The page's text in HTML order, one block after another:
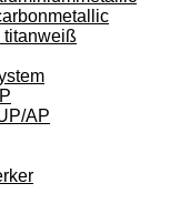
titanweiß
AP